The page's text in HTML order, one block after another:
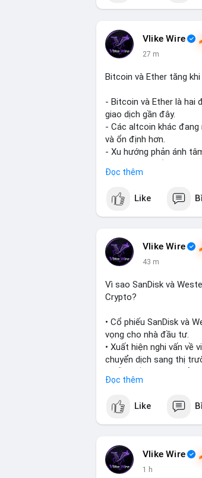
#blockchain
$usdt
#vlikevn #titanbot
📰 Nguồn: CoinDesk
Vlike Wire
27 m
Bitcoin và Ether tăng
- Bitcoin và Ether là hai
giao dịch gần đây.
- Các altcoin khác
và ổn định hơn.
- Xu hướng phản ánh
#vlikevn #titanbot
📰 Nguồn: CoinDesk
Đọc thêm
Like
Vlike Wire
43 m
Vì sao SanDisk và
Crypto?
• Cổ phiếu SanDisk và
vọng cho nhà đầu tư.
• Xuất hiện nghi vấn
chuyển dịch sang thị
công nghệ và crypto.
#binancesquare
#vlikevn #titanbot
Đọc thêm
Like
Vlike Wire
1 h